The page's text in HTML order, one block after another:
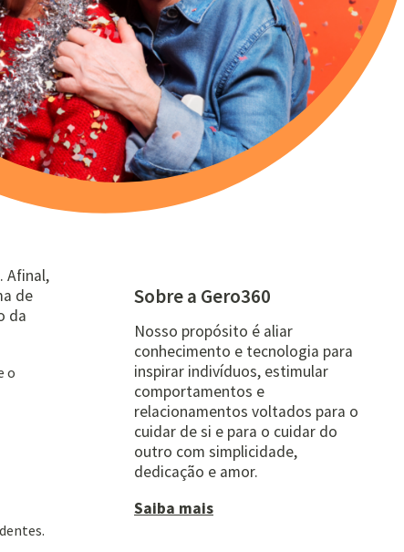
Afinal,
de
da
o
Sobre a Gero360
Nosso propósito é aliar
conhecimento e tecnologia para
inspirar indivíduos, estimular
comportamentos e
relacionamentos voltados para o
cuidar de si e para o cuidar do
outro com simplicidade,
dedicação e amor.
Saiba mais